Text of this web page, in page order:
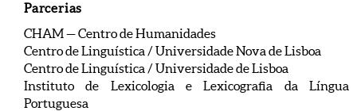
Parcerias
CHAM — Centro de Humanidades
Centro de Linguística / Universidade Nova de Lisboa
Centro de Linguística / Universidade de Lisboa
Instituto de Lexicologia e Lexicografia da Língua
Portuguesa